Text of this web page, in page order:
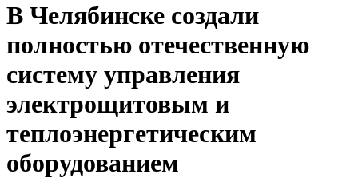
В Челябинске создали
полностью отечественную
систему управления
электрощитовым и
теплоэнергетическим
оборудованием